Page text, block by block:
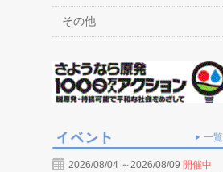
その他
一覧
2026/08/04 ～2026/08/09 開催中